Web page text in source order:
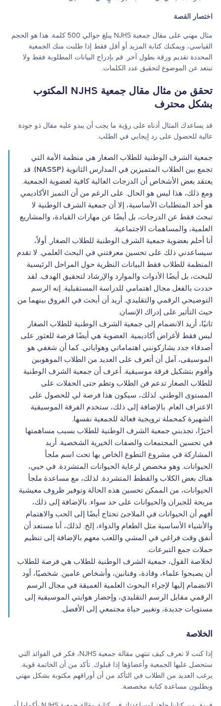
اختصار القصة
مثال مهني على مقال جمعية NJHS يبلغ حوالي 500 كلمة. هذا هو الحجم
القياسي، ويمكنك كتابة المزيد أو أقل فقط إذا طلبت منك الجمعية
المحددة تقديم ورقة بطول آخر. قم بإدراج البيانات المطلوبة فقط ولا
تبتعد عن الموضوع لتحقيق عدد الكلمات.
تحقق من مثال مقال جمعية NJHS المكتوب
بشكل محترف
قد يساعدك المثال أدناه على رؤية ما يجب أن يبدو عليه مقال ذو جودة
عالية للحصول على رد إيجابي في الطلب.
جمعية الشرف الوطنية للطلاب الصغار هي منظمة الأمة التي
تجمع بين الطلاب المتميزين في المدارس الثانوية (NASSP). قد
يعتقد بعض الأشخاص أن الدرجات العالية كافية لعضوية الجمعية.
ومع ذلك، هذا ليس هو الحال. على الرغم من أن التميز الأكاديمي
هو أحد المتطلبات الأساسية، إلا أن جمعية الشرف الوطنية لا
تبحث فقط عن الدرجات، بل أيضًا عن مهارات القيادة، والمشاريع
العلمية، والمساهمات الاجتماعية.
أنا أحلم بعضوية جمعية الشرف الوطنية للطلاب الصغار. أولاً،
سيساعدني ذلك على تحسين معرفتني في البحث العلمي. لا تقدم
المنظمة للطلاب فقط البيانات النظرية حول المراحل الرئيسية
للبحث، بل أيضًا الأدوات والموارد والإرشاد لتحقيق الهدف. لقد
حددت بالفعل مجال اهتمامي للدراسة المستقبلية. إنه الرسم
التوضيحي الرقمي والتقليدي. أريد أن أبحث في الفروق بينهما من
حيث التأثير على إدراك الإنسان.
ثانيًا، أريد الانضمام إلى جمعية الشرف الوطنية للطلاب الصغار
ليس فقط لأغراض أكاديمية. العضوية هي أيضًا فرصة للعثور على
أصدقاء جدد يشاركونني اهتماماتي وهواياتي. كما أن شغفي هو
الموسيقى، آمل أن أتعرف على العديد من الطلاب الموهوبين
وأقوم بتشكيل فرقة موسيقية. أعرف أن جمعية الشرف الوطنية
للطلاب الصغار تدعم فن الطلاب وتظم حتى الحفلات على
المستوى الوطني. لذلك، سيكون هذا فرصة لي للحصول على
الاعتراف العام. بالإضافة إلى ذلك، ستخدم الفرقة الموسيقية
الشهيرة كمحملة ترويجية فعالة للجمعية نفسها.
أخيرًا، تجذبني جمعية الشرف الوطنية للطلاب بسبب مساهمتها
في تحسين المجتمعات والصفات الخيرية الشخصية. أريد
المشاركة في مشروع التطوع الخاص بها تحت اسم ملجأ
الحيوانات. وهو مخصص لرعاية الحيوانات المتشردة. في حيي،
هناك بعض الكلاب والقطط المتشردة. لذلك، مع مساعدة ملجأ
الحيوانات، من الممكن تحسين هذه الحالة وتوفير ظروف معيشية
مريحة للجيران والحيوانات على حد سواء. بالإضافة إلى ذلك،
أفهم أن الحيوانات في الملاجئ تحتاج أيضًا إلى الحب والاهتمام
والأشياء الأساسية مثل الطعام والدواء، إلخ. لذلك، أنا مستعد أن
أنفق وقت فراغي في المشي واللعب معهم بالإضافة إلى تنظيم
حملات جمع التبرعات.
لخلاصة القول، جمعية الشرف الوطنية للطلاب هي فرصة للطلاب
أن يصبحوا علماء، وقادة، وفنانين، وأشخاص عامين. شخصيًا، أود
الانضمام إليها لإجراء البحوث العلمية العميقة في مجال الرسم
الرقمي مقابل الرسم التقليدي، وإحضار هوايتي الموسيقية إلى
مستويات جديدة، وتغيير حياة مجتمعي إلى الأفضل.
الخلاصة
إذا كنت لا تعرف كيف تنتهي مقالة جمعية NJHS، فكر في الفوائد التي
ستحصل عليها الجمعية وأعضاؤها إذا قبلوك. تأكد من أن الخاتمة قوية.
يرغب العديد من الطلاب في التأكد من أن أوراقهم مكتوبة بشكل مهني
ويطلبون مساعدة كتابة مخصصة.